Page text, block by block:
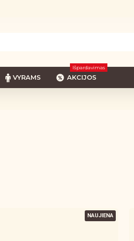
VYRAMS AKCIJOS
Išpardavimas
NAUJIENA